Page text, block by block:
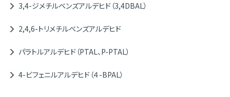
3,4-ジメチルベンズアルデヒド（3,4DBAL）
2,4,6-トリメチルベンズアルデヒド
パラトルアルデヒド（PTAL、P-PTAL）
4-ビフェニルアルデヒド（４-BPAL）